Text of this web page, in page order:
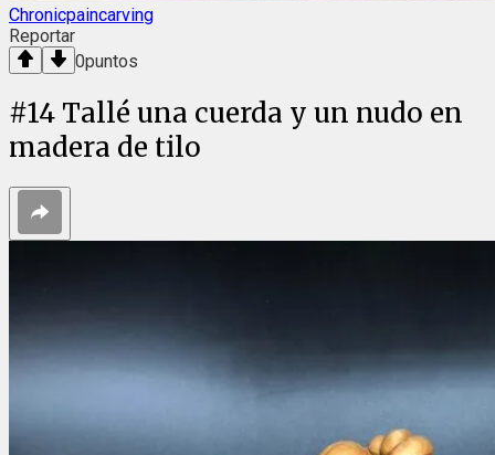
Chronicpaincarving
Reportar
0puntos
#14 Tallé una cuerda y un nudo en
madera de tilo